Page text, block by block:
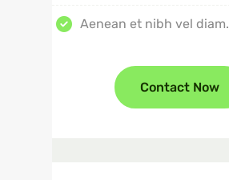
Aenean et nibh vel diam.
Contact Now